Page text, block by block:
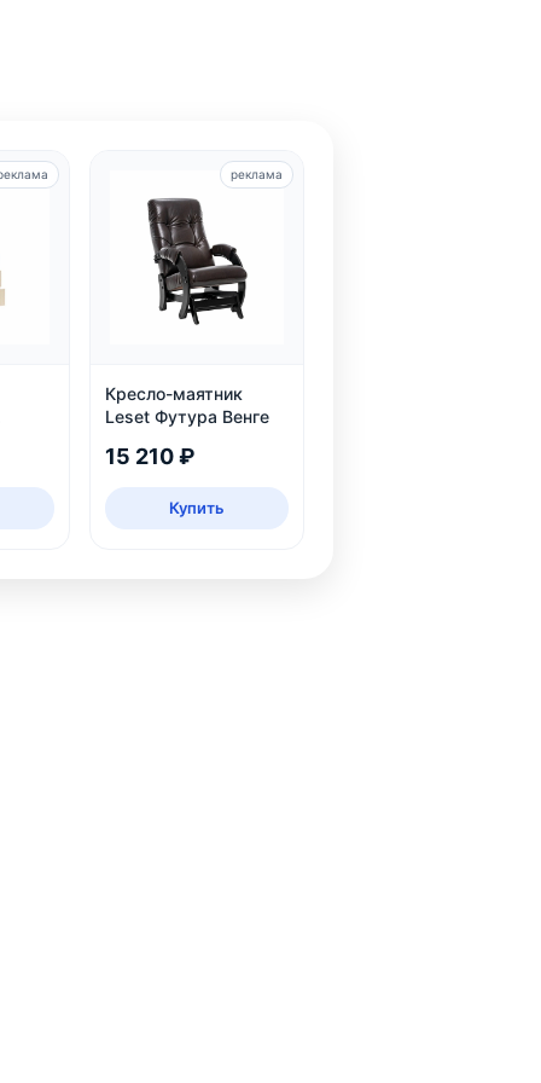
Кресло-маятник
Leset Футура Венге
15 210 ₽
Купить
реклама